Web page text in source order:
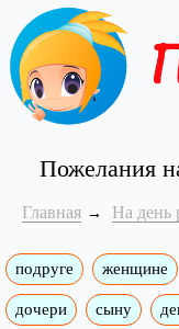
Пожелания
Главная На день
подруге женщине
дочери сыну